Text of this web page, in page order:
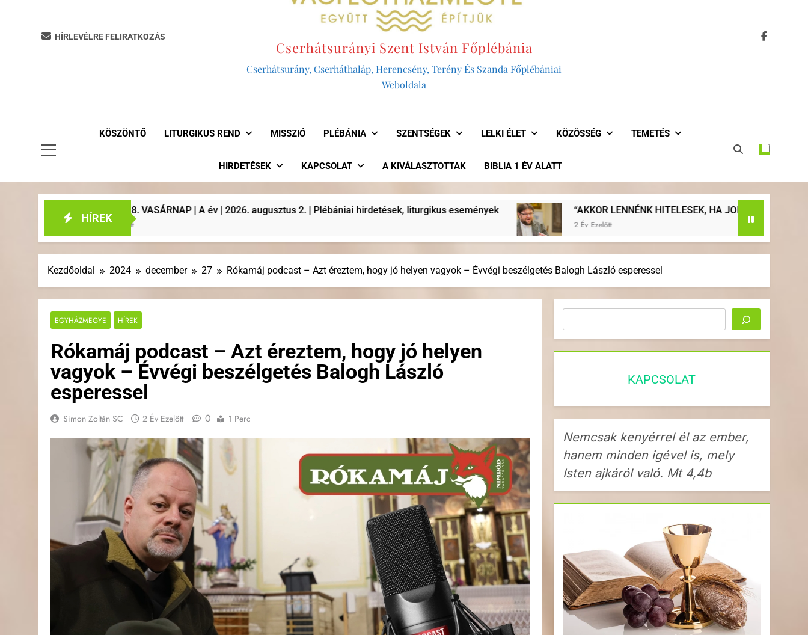
Cserhátsurányi Szent István Főplébánia
Cserhátsurány, Cserháthaláp, Herencsény, Terény És Szanda Főplébániai
Weboldala
HÍRLEVÉLRE FELIRATKOZÁS
KÖSZÖNTŐ LITURGIKUS REND MISSZIÓ PLÉBÁNIA SZENTSÉGEK LELKI ÉLET KÖZÖSSÉG TEMETÉS
HIRDETÉSEK KAPCSOLAT A KIVÁLASZTOTTAK BIBLIA 1 ÉV ALATT
HÍREK
| A év | 2026. augusztus 2. | Plébániai hirdetések, liturgikus események “AKKOR LENNÉNK HITELESEK, HA JOBBAN EVANGELIZÁLNÁNK, HA
Kezdőoldal 2024 december 27 Rókamáj podcast – Azt éreztem, hogy jó helyen vagyok – Évvégi beszélgetés Balogh László esperessel
EGYHÁZMEGYE HÍREK
Rókamáj podcast – Azt éreztem, hogy jó helyen
vagyok – Évvégi beszélgetés Balogh László
esperessel
Simon Zoltán SC 2 Év Ezelőtt 0 1 Perc
KAPCSOLAT
Nemcsak kenyérrel él az ember,
hanem minden igével is, mely
Isten ajkáról való. Mt 4,4b